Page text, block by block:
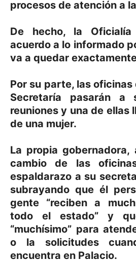
procesos de atención a
De hecho, la
acuerdo a lo informado
va a quedar
Por su parte, las
Secretaría pasarán a
reuniones y una de ellas
de una mujer.
La propia gobernadora,
cambio de las
espaldarazo a su
subrayando que él
gente “reciben a
todo el estado” y
“muchísimo” para
o la solicitudes
encuentra en Palacio.